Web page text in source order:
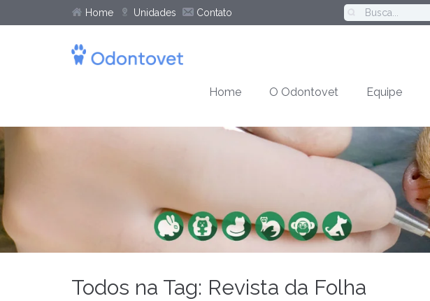
Home Unidades Contato
Home O Odontovet Equipe
Todos na Tag: Revista da Folha